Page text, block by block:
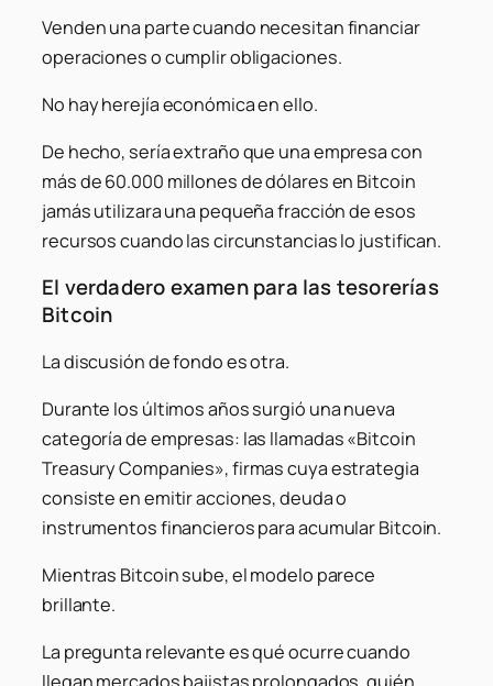
Venden una parte cuando necesitan financiar
operaciones o cumplir obligaciones.
No hay herejía económica en ello.
De hecho, sería extraño que una empresa con
más de 60.000 millones de dólares en Bitcoin
jamás utilizara una pequeña fracción de esos
recursos cuando las circunstancias lo justifican.
El verdadero examen para las tesorerías
Bitcoin
La discusión de fondo es otra.
Durante los últimos años surgió una nueva
categoría de empresas: las llamadas «Bitcoin
Treasury Companies», firmas cuya estrategia
consiste en emitir acciones, deuda o
instrumentos financieros para acumular Bitcoin.
Mientras Bitcoin sube, el modelo parece
brillante.
La pregunta relevante es qué ocurre cuando